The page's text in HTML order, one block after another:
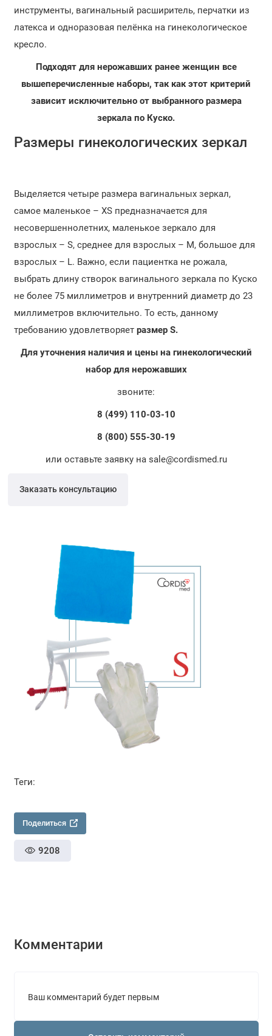
инструменты, вагинальный расширитель, перчатки из
латекса и одноразовая пелёнка на гинекологическое
кресло.
Подходят для нерожавших ранее женщин все
вышеперечисленные наборы, так как этот критерий
зависит исключительно от выбранного размера
зеркала по Куско.
Размеры гинекологических зеркал
Выделяется четыре размера вагинальных зеркал,
самое маленькое – XS предназначается для
несовершеннолетних, маленькое зеркало для
взрослых – S, среднее для взрослых – M, большое для
взрослых – L. Важно, если пациентка не рожала,
выбрать длину створок вагинального зеркала по Куско
не более 75 миллиметров и внутренний диаметр до 23
миллиметров включительно. То есть, данному
требованию удовлетворяет размер S.
Для уточнения наличия и цены на гинекологический
набор для нерожавших
звоните:
8 (499) 110-03-10
8 (800) 555-30-19
или оставьте заявку на sale@cordismed.ru
Заказать консультацию
Теги:
Поделиться
9208
Комментарии
Ваш комментарий будет первым